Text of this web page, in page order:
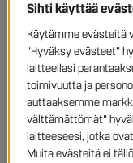
muista hakijoista ja
tekemiseen, mutta
tyypillisimmät
houkuttelevan
reipas
Sihti käyttää
Käytämme evästeitä
"Hyväksy evästeet"
laitteellasi
toimivuutta ja
auttaaksemme
välttämättömät"
laitteeseesi, jotka
Muita evästeitä ei